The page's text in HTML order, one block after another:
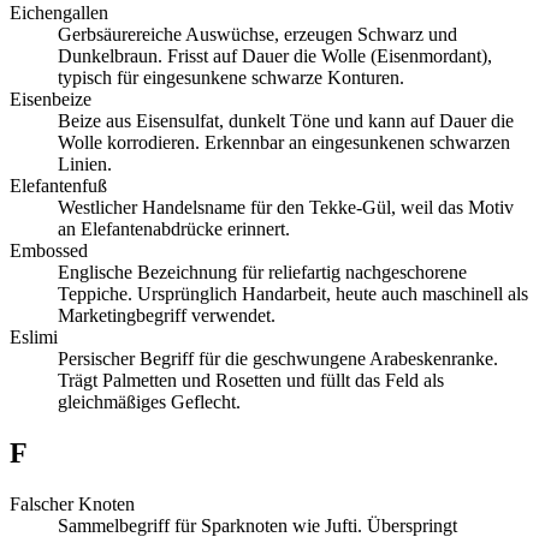
Eichengallen
Gerbsäurereiche Auswüchse, erzeugen Schwarz und
Dunkelbraun. Frisst auf Dauer die Wolle (Eisenmordant),
typisch für eingesunkene schwarze Konturen.
Eisenbeize
Beize aus Eisensulfat, dunkelt Töne und kann auf Dauer die
Wolle korrodieren. Erkennbar an eingesunkenen schwarzen
Linien.
Elefantenfuß
Westlicher Handelsname für den Tekke-Gül, weil das Motiv
an Elefantenabdrücke erinnert.
Embossed
Englische Bezeichnung für reliefartig nachgeschorene
Teppiche. Ursprünglich Handarbeit, heute auch maschinell als
Marketingbegriff verwendet.
Eslimi
Persischer Begriff für die geschwungene Arabeskenranke.
Trägt Palmetten und Rosetten und füllt das Feld als
gleichmäßiges Geflecht.
F
Falscher Knoten
Sammelbegriff für Sparknoten wie Jufti. Überspringt